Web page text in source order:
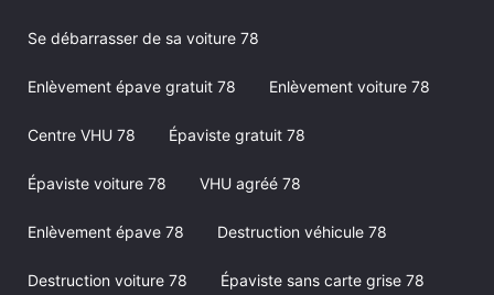
Se débarrasser de sa voiture 78
Enlèvement épave gratuit 78 Enlèvement voiture 78
Centre VHU 78 Épaviste gratuit 78
Épaviste voiture 78 VHU agréé 78
Enlèvement épave 78 Destruction véhicule 78
Destruction voiture 78 Épaviste sans carte grise 78